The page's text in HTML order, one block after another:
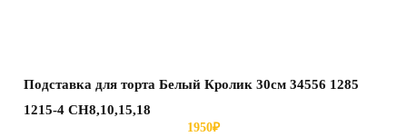
Подставка для торта Белый Кролик 30см 34556 1285
1215-4 СН8,10,15,18
1950₽